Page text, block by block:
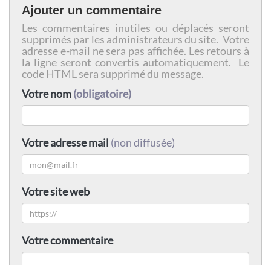
Ajouter un commentaire
Les commentaires inutiles ou déplacés seront
supprimés par les administrateurs du site. Votre
adresse e-mail ne sera pas affichée. Les retours à
la ligne seront convertis automatiquement. Le
code HTML sera supprimé du message.
Votre nom(obligatoire)
Votre adresse mail (non diffusée)
Votre site web
Votre commentaire